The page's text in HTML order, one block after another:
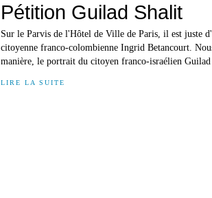
Pétition Guilad Shalit
Sur le Parvis de l'Hôtel de Ville de Paris, il est juste
citoyenne franco-colombienne Ingrid Betancourt.
manière, le portrait du citoyen franco-israélien
LIRE LA SUITE